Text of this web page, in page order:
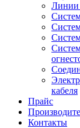
Линии
кабеля
Прайс
Контакты